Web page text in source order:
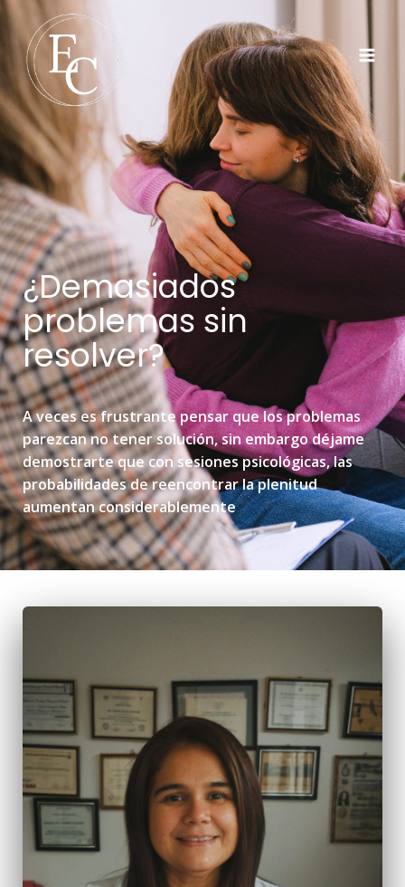
¿Demasiados
problemas sin
resolver?
A veces es frustrante pensar que los problemas
parezcan no tener solución, sin embargo déjame
demostrarte que con sesiones psicológicas, las
probabilidades de reencontrar la plenitud
aumentan considerablemente